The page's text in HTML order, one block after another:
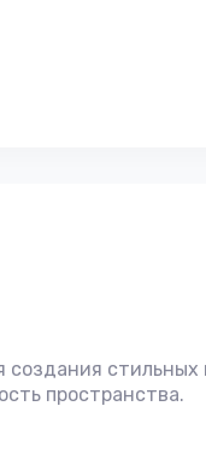
стильных
пространства.